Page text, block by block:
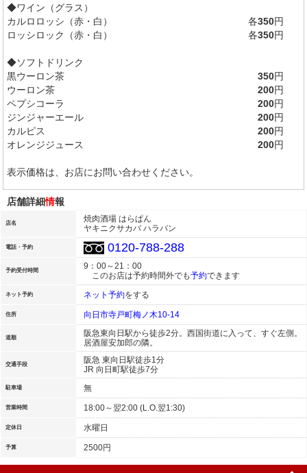
◆ワイン（グラス）
カルロロッシ（赤・白）
各350円
ロッシロック（赤・白）
各350円
◆ソフトドリンク
黒ウーロン茶
350円
ウーロン茶
200円
ペプシコーラ
200円
ジンジャーエール
200円
カルピス
200円
オレンジジュース
200円
表示価格は、お店にお問い合わせください。
店舗詳細情報
店名
焼肉酒場 はらぱん
ヤキニクサカバ ハラパン
電話・予約 0120-788-288
予約受付時間
9：00～21：00
このお店は予約時間外でも予約できます
ネット予約 ネット予約をする
住所 向日市寺戸町梅ノ木10-14
道順
阪急東向日駅から徒歩2分。西国街道に入って、すぐ左側。
居酒屋安加郎の隣。
交通手段
阪急 東向日駅徒歩1分
JR 向日町駅徒歩7分
駐車場 無
営業時間 18:00～翌2:00 (L.O.翌1:30)
定休日 水曜日
予算 2500円